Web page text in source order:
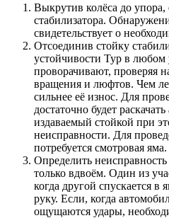
Выкрутив колёса до упора,
стабилизатора.
свидетельствует о
Отсоединив стойку
устойчивости Тур в любом
проворачивают, проверяя
вращения и люфтов. Чем
сильнее её износ. Для
достаточно будет
издаваемый стойкой при
неисправности. Для
потребуется смотровая яма.
Определить
только вдвоём. Один из
когда другой спускается
руку. Если, когда
ощущаются удары,